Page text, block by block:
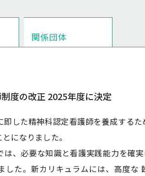
関係団体
度の改正 2025年度に決定
した精神科認定看護師を養成する
になりました。
、必要な知識と看護実践能力を確
した。新カリキュラムには、高度な